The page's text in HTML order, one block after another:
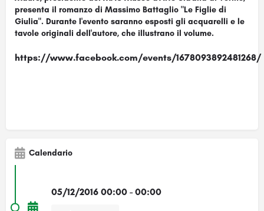
presenta il romanzo di Massimo Battaglio "Le Figlie di
Giulia". Durante l'evento saranno esposti gli acquarelli e le
tavole originali dell'autore, che illustrano il volume.
https://www.facebook.com/events/1678093892481268/
Calendario
05/12/2016 00:00 - 00:00